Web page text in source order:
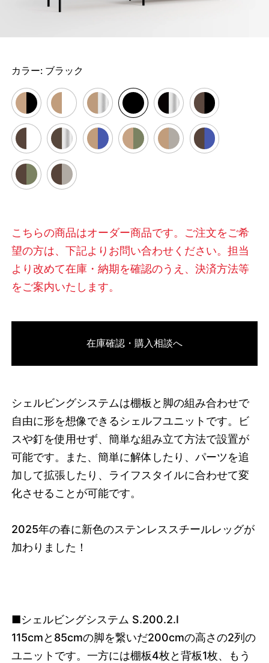
オーク/ホワイト/products/shelving-
system-s-200-2-i?variant=4659178681162460830000
カラー: ブラック
こちらの商品はオーダー商品です。ご注文をご希
望の方は、下記よりお問い合わせください。担当
より改めて在庫・納期を確認のうえ、決済方法等
をご案内いたします。
在庫確認・購入相談へ
シェルビングシステムは棚板と脚の組み合わせで
自由に形を想像できるシェルフユニットです。ビ
スや釘を使用せず、簡単な組み立て方法で設置が
可能です。また、簡単に解体したり、パーツを追
加して拡張したり、ライフスタイルに合わせて変
化させることが可能です。
2025年の春に新色のステンレススチールレッグが
加わりました！
■シェルビングシステム S.200.2.I
115cmと85cmの脚を繋いだ200cmの高さの2列の
ユニットです。一方には棚板4枚と背板1枚、もう